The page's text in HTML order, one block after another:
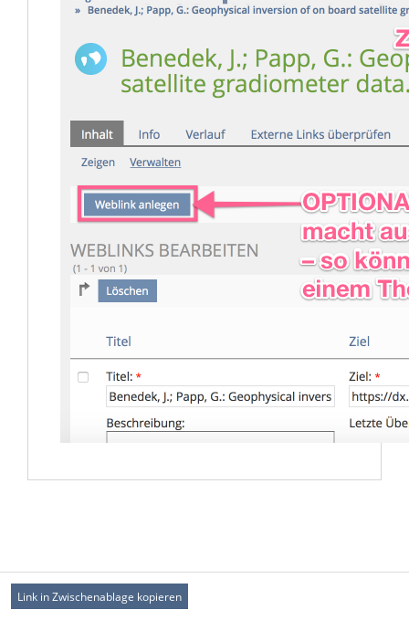
Link in Zwischenablage kopieren